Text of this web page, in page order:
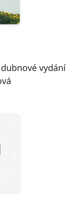
vydání